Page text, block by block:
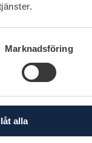
Marknadsföring
alla